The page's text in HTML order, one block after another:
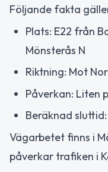
Följande fakta
Plats: E22 från
Mönsterås N
Riktning: Mot
Påverkan: Liten
Beräknad
Vägarbetet finns i
påverkar trafiken i